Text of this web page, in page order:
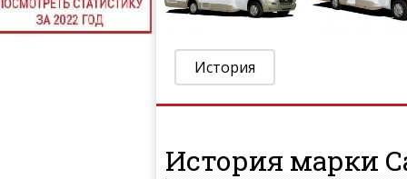
История
История марки